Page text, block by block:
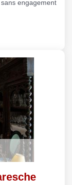
engagement